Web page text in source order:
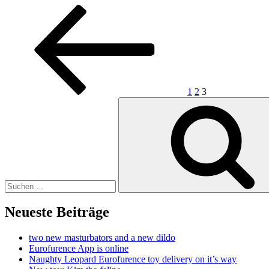
Seitennummerierung
Beiträge
1 2 3
Neueste Beiträge
two new masturbators and a new dildo
Eurofurence App is online
Naughty Leopard Eurofurence toy delivery on it’s way